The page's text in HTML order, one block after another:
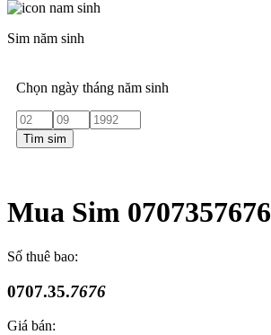
Sim năm sinh
Chọn ngày tháng năm sinh
Tìm sim
Mua Sim 0707357676
Số thuê bao:
0707.35.7676
Giá bán: